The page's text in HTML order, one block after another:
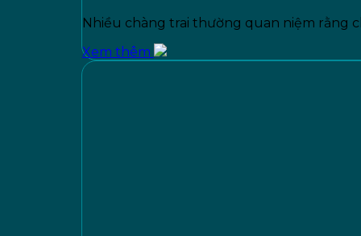
Nhiều chàng trai thường quan niệm rằng
Xem thêm